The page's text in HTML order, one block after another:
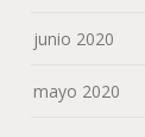
junio 2020
mayo 2020